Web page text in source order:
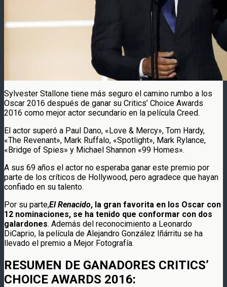
Sylvester Stallone tiene más seguro el camino rumbo a los
Oscar 2016 después de ganar su Critics’ Choice Awards
2016 como mejor actor secundario en la película Creed.
El actor superó a Paul Dano, «Love & Mercy», Tom Hardy,
«The Revenant», Mark Ruffalo, «Spotlight», Mark Rylance,
«Bridge of Spies» y Michael Shannon «99 Homes».
A sus 69 años el actor no esperaba ganar este premio por
parte de los críticos de Hollywood, pero agradece que hayan
confiado en su talento.
Por su parte,El Renacido, la gran favorita en los Oscar con
12 nominaciones, se ha tenido que conformar con dos
galardones. Además del reconocimiento a Leonardo
DiCaprio, la película de Alejandro González Iñárritu se ha
llevado el premio a Mejor Fotografía.
RESUMEN DE GANADORES CRITICS’
CHOICE AWARDS 2016: